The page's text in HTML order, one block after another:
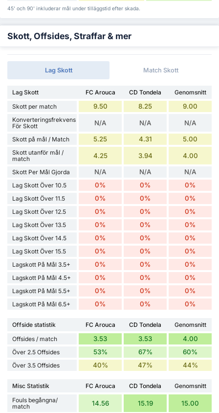
45' och 90' inkluderar mål under tilläggstid efter skada.
Skott, Offsides, Straffar & mer
Lag Skott Match Skott
Lag Skott FC Arouca CD Tondela
Genomsnitt
Skott per match
9.50 8.25 9.00
Konverteringsfrekvens
För Skott
N/A N/A N/A
Skott på mål / Match 5.25 4.31 5.00
Skott utanför mål /
match
4.25 3.94 4.00
Skott Per Mål Gjorda N/A N/A N/A
Lag Skott Över 10.5 0% 0% 0%
Lag Skott Över 11.5 0% 0% 0%
Lag Skott Över 12.5 0% 0% 0%
Lag Skott Över 13.5 0% 0% 0%
Lag Skott Över 14.5 0% 0% 0%
Lag Skott Över 15.5 0% 0% 0%
Lagskott På Mål 3.5+ 0% 0% 0%
Lagskott På Mål 4.5+ 0% 0% 0%
Lagskott På Mål 5.5+ 0% 0% 0%
Lagskott På Mål 6.5+ 0% 0% 0%
Offside statistik FC Arouca CD Tondela
Genomsnitt
Offsides / match
3.53 3.53 4.00
Över 2.5 Offsides 53% 67% 60%
Över 3.5 Offsides 40% 47% 44%
Misc Statistik FC Arouca CD Tondela
Genomsnitt
Fouls begångna/
match
14.56 15.19 15.00